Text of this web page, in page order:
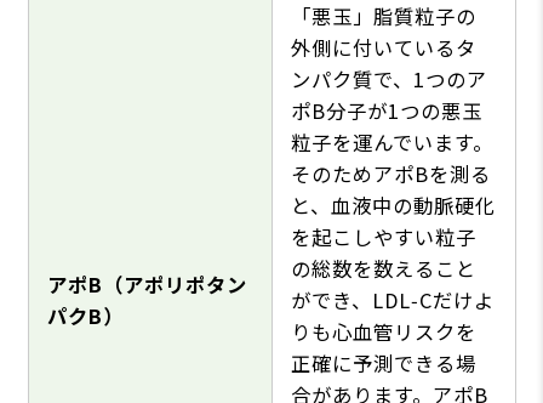
アポB（アポリポタン
パクB）
「悪玉」脂質粒子の
外側に付いているタ
ンパク質で、1つのア
ポB分子が1つの悪玉
粒子を運んでいます。
そのためアポBを測る
と、血液中の動脈硬化
を起こしやすい粒子
の総数を数えること
ができ、LDL‑Cだけよ
りも心血管リスクを
正確に予測できる場
合があります。アポB